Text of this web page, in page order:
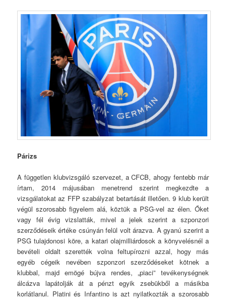
Párizs
A független klubvizsgáló szervezet, a CFCB, ahogy fentebb már
írtam, 2014 májusában menetrend szerint megkezdte a
vizsgálatokat az FFP szabályzat betartását illetően. 9 klub került
végül szorosabb figyelem alá, köztük a PSG-vel az élen. Őket
vagy fél évig vizslatták, mivel a jelek szerint a szponzori
szerződéseik értéke csúnyán felül volt árazva. A gyanú szerint a
PSG tulajdonosi köre, a katari olajmilliárdosok a könyvelésnél a
bevételi oldalt szerették volna feltupírozni azzal, hogy más
egyéb cégeik nevében szponzori szerződéseket kötnek a
klubbal, majd emögé bújva rendes, „piaci” tevékenységnek
álcázva lapátolják át a pénzt egyik zsebükből a másikba
korlátlanul. Platini és Infantino is azt nyilatkozták a szorosabb